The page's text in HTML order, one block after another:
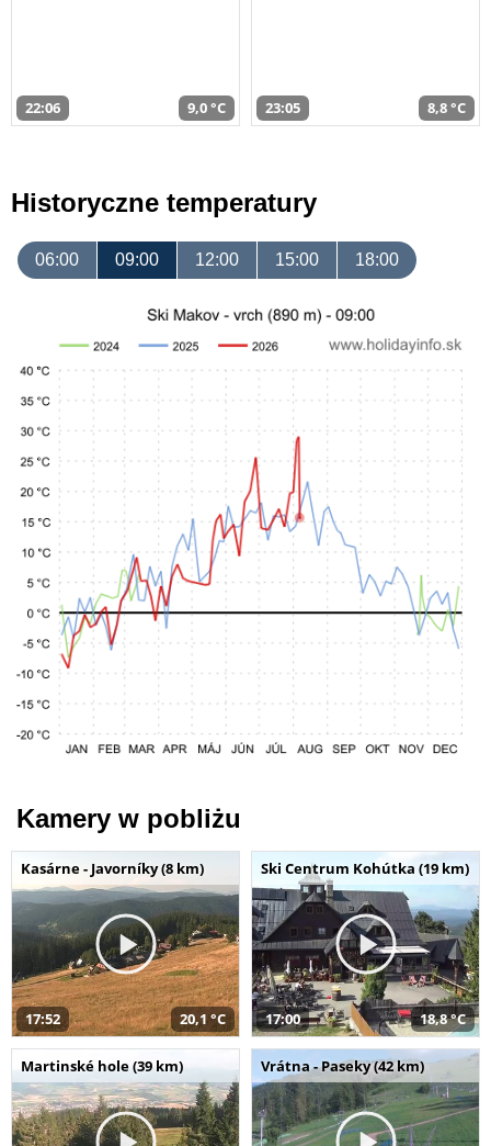
22:06 9,0 °C 23:05 8,8 °C
Historyczne temperatury
06:00 09:00 12:00 15:00 18:00
Kamery w pobliżu
Kasárne - Javorníky (8 km)
17:52 20,1 °C
Ski Centrum Kohútka (19 km)
17:00 18,8 °C
Martinské hole (39 km) Vrátna - Paseky (42 km)